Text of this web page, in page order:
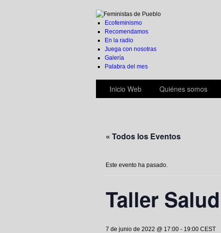
Ecofeminismo
Recomendamos
En la radio
Juega con nosotras
Galería
Palabra del mes
Inicio Web Quiénes somos
« Todos los Eventos
Este evento ha pasado.
Taller
7 de junio de 2022 @ 17:00 - 19:00 CEST